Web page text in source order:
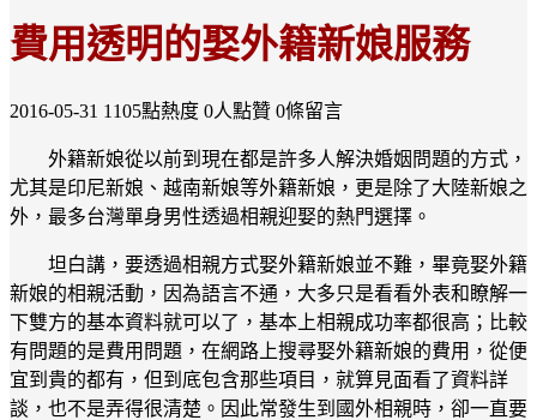
費用透明的娶外籍新娘服務
2016-05-31 1105點熱度 0人點贊 0條留言
外籍新娘從以前到現在都是許多人解決婚姻問題的方式，
尤其是印尼新娘、越南新娘等外籍新娘，更是除了大陸新娘之
外，最多台灣單身男性透過相親迎娶的熱門選擇。
坦白講，要透過相親方式娶外籍新娘並不難，畢竟娶外籍
新娘的相親活動，因為語言不通，大多只是看看外表和瞭解一
下雙方的基本資料就可以了，基本上相親成功率都很高；比較
有問題的是費用問題，在網路上搜尋娶外籍新娘的費用，從便
宜到貴的都有，但到底包含那些項目，就算見面看了資料詳
談，也不是弄得很清楚。因此常發生到國外相親時，卻一直要